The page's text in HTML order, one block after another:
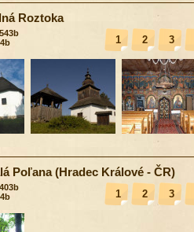
Roztoka
1 2 3
Poľana (Hradec Králové - ČR)
1 2 3